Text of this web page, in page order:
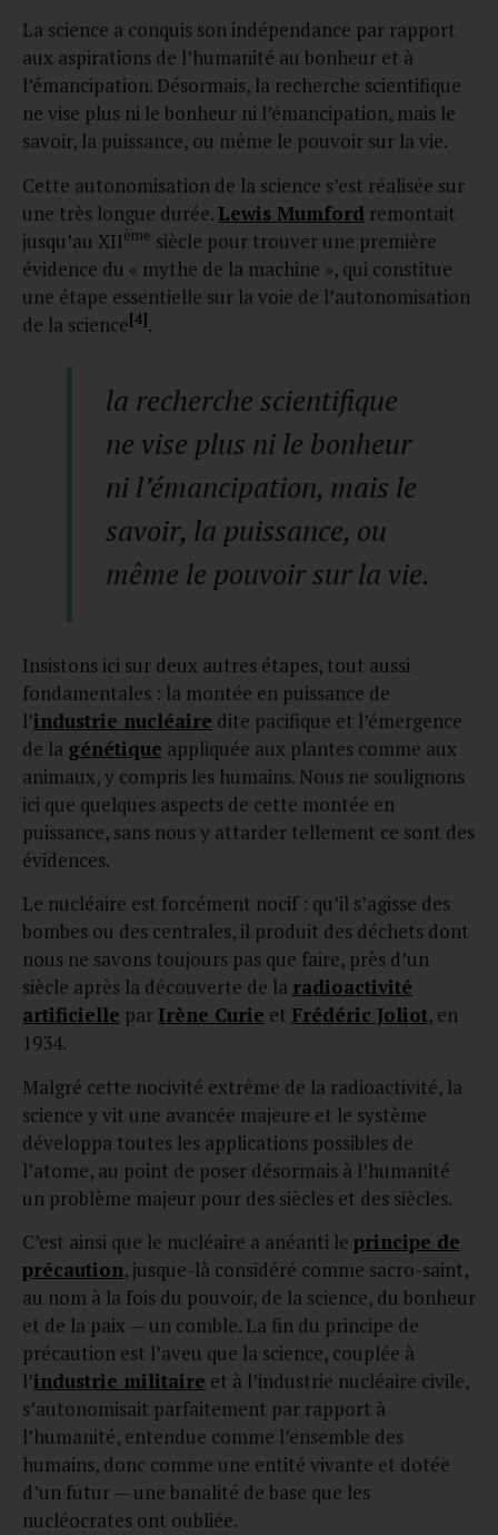
La science a conquis son indépendance par rapport
aux aspirations de l’humanité au bonheur et à
l’émancipation. Désormais, la recherche scientifique
ne vise plus ni le bonheur ni l’émancipation, mais le
savoir, la puissance, ou même le pouvoir sur la vie.
Cette autonomisation de la science s’est réalisée sur
une très longue durée. Lewis Mumford remontait
jusqu’au XIIème siècle pour trouver une première
évidence du « mythe de la machine », qui constitue
une étape essentielle sur la voie de l’autonomisation
de la science[4].
la recherche scientifique
ne vise plus ni le bonheur
ni l’émancipation, mais le
savoir, la puissance, ou
même le pouvoir sur la vie.
Insistons ici sur deux autres étapes, tout aussi
fondamentales : la montée en puissance de
l’industrie nucléaire dite pacifique et l’émergence
de la génétique appliquée aux plantes comme aux
animaux, y compris les humains. Nous ne soulignons
ici que quelques aspects de cette montée en
puissance, sans nous y attarder tellement ce sont des
évidences.
Le nucléaire est forcément nocif : qu’il s’agisse des
bombes ou des centrales, il produit des déchets dont
nous ne savons toujours pas que faire, près d’un
siècle après la découverte de la radioactivité
artificielle par Irène Curie et Frédéric Joliot, en
1934.
Malgré cette nocivité extrême de la radioactivité, la
science y vit une avancée majeure et le système
développa toutes les applications possibles de
l’atome, au point de poser désormais à l’humanité
un problème majeur pour des siècles et des siècles.
C’est ainsi que le nucléaire a anéanti le principe de
précaution, jusque-là considéré comme sacro-saint,
au nom à la fois du pouvoir, de la science, du bonheur
et de la paix — un comble. La fin du principe de
précaution est l’aveu que la science, couplée à
l’industrie militaire et à l’industrie nucléaire civile,
s’autonomisait parfaitement par rapport à
l’humanité, entendue comme l’ensemble des
humains, donc comme une entité vivante et dotée
d’un futur — une banalité de base que les
nucléocrates ont oubliée.